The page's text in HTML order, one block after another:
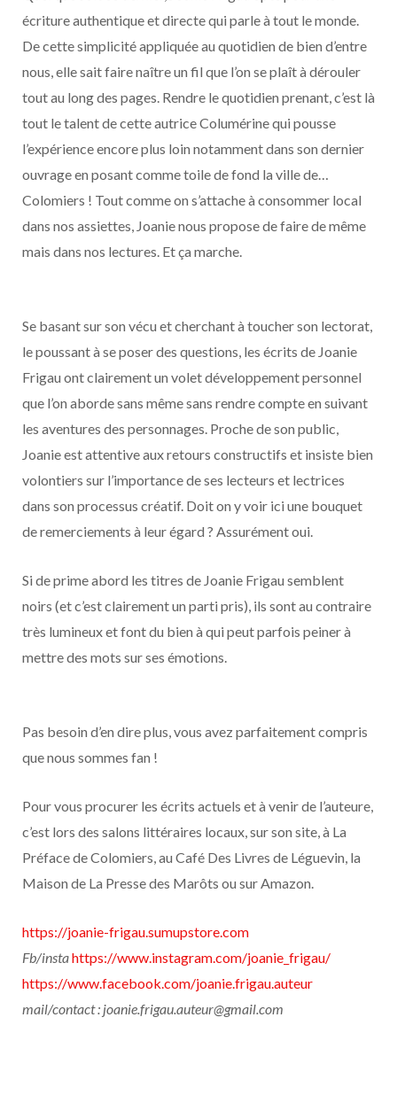
écriture authentique et directe qui parle à tout le monde.
De cette simplicité appliquée au quotidien de bien d’entre
nous, elle sait faire naître un fil que l’on se plaît à dérouler
tout au long des pages. Rendre le quotidien prenant, c’est là
tout le talent de cette autrice Columérine qui pousse
l’expérience encore plus loin notamment dans son dernier
ouvrage en posant comme toile de fond la ville de…
Colomiers ! Tout comme on s’attache à consommer local
dans nos assiettes, Joanie nous propose de faire de même
mais dans nos lectures. Et ça marche.
Se basant sur son vécu et cherchant à toucher son lectorat,
le poussant à se poser des questions, les écrits de Joanie
Frigau ont clairement un volet développement personnel
que l’on aborde sans même sans rendre compte en suivant
les aventures des personnages. Proche de son public,
Joanie est attentive aux retours constructifs et insiste bien
volontiers sur l’importance de ses lecteurs et lectrices
dans son processus créatif. Doit on y voir ici une bouquet
de remerciements à leur égard ? Assurément oui.
Si de prime abord les titres de Joanie Frigau semblent
noirs (et c’est clairement un parti pris), ils sont au contraire
très lumineux et font du bien à qui peut parfois peiner à
mettre des mots sur ses émotions.
Pas besoin d’en dire plus, vous avez parfaitement compris
que nous sommes fan !
Pour vous procurer les écrits actuels et à venir de l’auteure,
c’est lors des salons littéraires locaux, sur son site, à La
Préface de Colomiers, au Café Des Livres de Léguevin, la
Maison de La Presse des Marôts ou sur Amazon.
https://joanie-frigau.sumupstore.com
Fb/instahttps://www.instagram.com/joanie_frigau/
https://www.facebook.com/joanie.frigau.auteur
mail/contact : joanie.frigau.auteur@gmail.com